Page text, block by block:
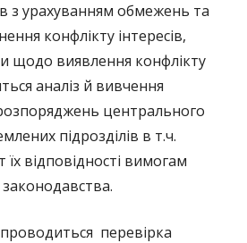
з урахуванням обмежень та
конфлікту інтересів,
щодо виявлення конфлікту
аналіз й вивчення
центрального
підрозділів в т.ч.
відповідності вимогам
перевірка